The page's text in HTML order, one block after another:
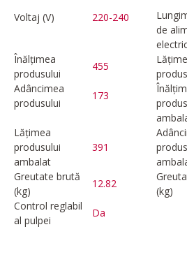
Voltaj (V) 220-240
de
Înălțimea
produsului
455
Adâncimea
produsului
173
Lățimea
produsului
ambalat
391
Greutate brută
(kg)
12.82
(kg)
Control reglabil
al pulpei
Da